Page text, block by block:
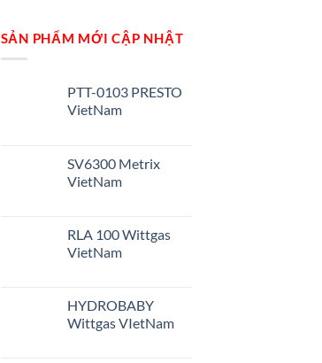
SẢN PHẨM MỚI CẬP NHẬT
PTT-0103 PRESTO
VietNam
SV6300 Metrix
VietNam
RLA 100 Wittgas
VietNam
HYDROBABY
Wittgas VIetNam